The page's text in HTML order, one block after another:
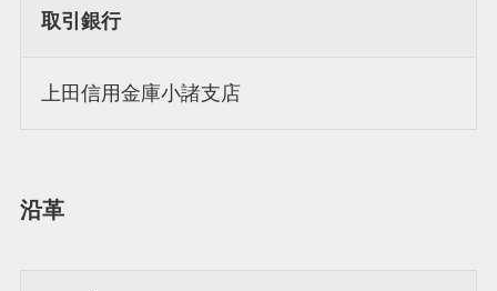
取引銀行
上田信用金庫小諸支店
沿革